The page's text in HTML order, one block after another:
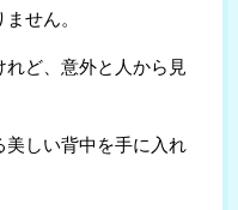
せん。
ど、意外と人から見
美しい背中を手に入れ